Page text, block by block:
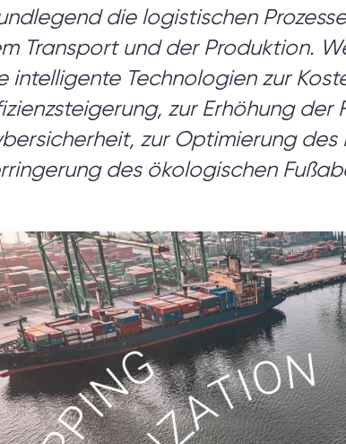
die logistischen
Transport und der Produktion.
intelligente Technologien zur
zur Erhöhung
zur Optimierung
des ökologischen
Discovery-Session klären wir Ihre
Ziele und legen das Fundament für
Projektsetup.
DISCOVERY-SESSION STARTEN
Softwareoptimierung